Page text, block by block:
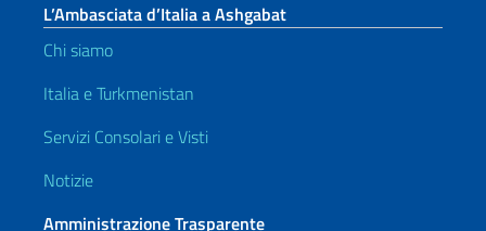
L’Ambasciata d’Italia a Ashgabat
Chi siamo
Italia e Turkmenistan
Servizi Consolari e Visti
Notizie
Amministrazione Trasparente